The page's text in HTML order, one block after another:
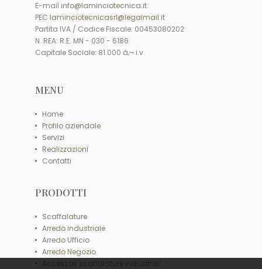
E-mail info@laminciotecnica.it
PEC laminciotecnicasrl@legalmail.it
Partita IVA / Codice Fiscale: 00453080202
N. REA: R.E. MN - 030 - 6186
Capitale Sociale: 81.000 â‚¬ i.v.
MENU
Home
Profilo aziendale
Servizi
Realizzazioni
Contatti
PRODOTTI
Scaffalature
Arredo industriale
Arredo Ufficio
Arredo Negozio
Accessori scaffalature industriali